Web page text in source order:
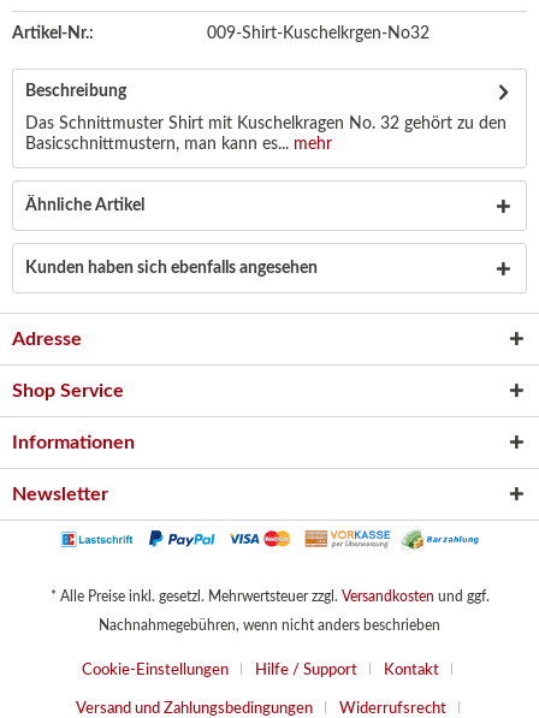
Artikel-Nr.: 009-Shirt-Kuschelkrgen-No32
Beschreibung
Das Schnittmuster Shirt mit Kuschelkragen No. 32 gehört zu den
Basicschnittmustern, man kann es... mehr
Ähnliche Artikel
Kunden haben sich ebenfalls angesehen
Adresse
Shop Service
Informationen
Newsletter
* Alle Preise inkl. gesetzl. Mehrwertsteuer zzgl. Versandkosten und ggf.
Nachnahmegebühren, wenn nicht anders beschrieben
Cookie-Einstellungen Hilfe / Support Kontakt
Versand und Zahlungsbedingungen Widerrufsrecht